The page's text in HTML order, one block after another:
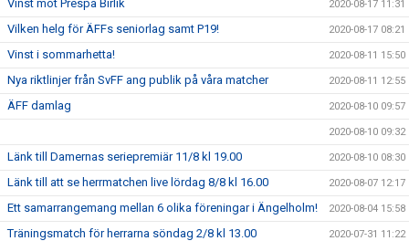
Vinst mot Prespa Birlik 2020-08-17 11:31
Vilken helg för ÄFFs seniorlag samt P19! 2020-08-17 08:21
Vinst i sommarhetta! 2020-08-11 15:50
Nya riktlinjer från SvFF ang publik på våra matcher 2020-08-11 12:55
ÄFF damlag 2020-08-10 09:57
2020-08-10 09:32
Länk till Damernas seriepremiär 11/8 kl 19.00 2020-08-10 08:30
Länk till att se herrmatchen live lördag 8/8 kl 16.00 2020-08-07 12:17
Ett samarrangemang mellan 6 olika föreningar i Ängelholm! 2020-08-04 15:58
Träningsmatch för herrarna söndag 2/8 kl 13.00 2020-07-31 11:22